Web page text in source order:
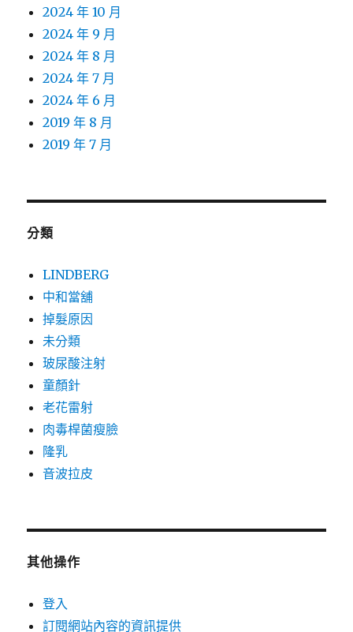
2024 年 10 月
2024 年 9 月
2024 年 8 月
2024 年 7 月
2024 年 6 月
2019 年 8 月
2019 年 7 月
分類
LINDBERG
中和當舖
掉髮原因
未分類
玻尿酸注射
童顏針
老花雷射
肉毒桿菌瘦臉
隆乳
音波拉皮
其他操作
登入
訂閱網站內容的資訊提供